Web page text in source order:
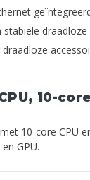
draadloze
10-
10-core CPU
GPU.